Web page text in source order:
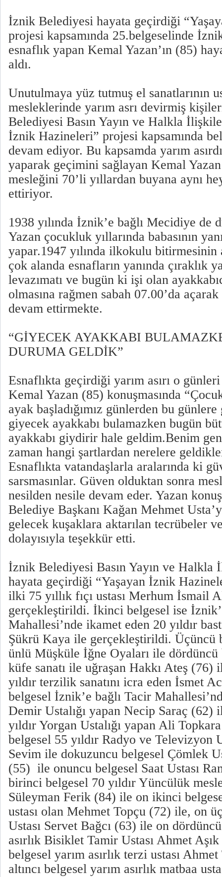
İznik Belediyesi hayata geçirdiği
projesi kapsamında 25.belgeselinde
esnaflık yapan Kemal Yazan’ın (85)
aldı.
Unutulmaya yüz tutmuş el sanatlarının
mesleklerinde yarım asrı devirmiş
Belediyesi Basın Yayın ve Halkla
İznik Hazineleri” projesi kapsamında
devam ediyor. Bu kapsamda yarım
yaparak geçimini sağlayan Kemal
mesleğini 70’li yıllardan buyana aynı
ettiriyor.
1938 yılında İznik’e bağlı Mecidiye de
Yazan çocukluk yıllarında babasının
yapar.1947 yılında ilkokulu bitirmesinin
çok alanda esnafların yanında çıraklık
levazımatı ve bugün ki işi olan
olmasına rağmen sabah 07.00’da
devam ettirmekte.
“GİYECEK AYAKKABI
DURUMA GELDİK”
Esnaflıkta geçirdiği yarım asırı o
Kemal Yazan (85) konuşmasında
ayak başladığımız günlerden bu
giyecek ayakkabı bulamazken bugün
ayakkabı giydirir hale geldim.Benim
zaman hangi şartlardan nerelere
Esnaflıkta vatandaşlarla aralarında ki
sarsmasınlar. Güven olduktan sonra
nesilden nesile devam eder. Yazan
Belediye Başkanı Kağan Mehmet
gelecek kuşaklara aktarılan tecrübeler
dolayısıyla teşekkür etti.
İznik Belediyesi Basın Yayın ve
hayata geçirdiği “Yaşayan İznik
ilki 75 yıllık fıçı ustası Merhum İsmail
gerçekleştirildi. İkinci belgesel ise
Mahallesi’nde ikamet eden 20 yıldır
Şükrü Kaya ile gerçekleştirildi. Üçüncü
ünlü Müşküle İğne Oyaları ile dördüncü
küfe sanatı ile uğraşan Hakkı Ateş (76)
yıldır terzilik sanatını icra eden İsmet
belgesel İznik’e bağlı Tacir
Demir Ustalığı yapan Necip Saraç (62)
yıldır Yorgan Ustalığı yapan Ali
belgesel 55 yıldır Radyo ve Televizyon
Sevim ile dokuzuncu belgesel Çömlek
(55) ile onuncu belgesel Saat Ustası
birinci belgesel 70 yıldır Yüncülük
Süleyman Ferik (84) ile on ikinci
ustası olan Mehmet Topçu (72) ile, on
Ustası Servet Bağcı (63) ile on
asırlık Bisiklet Tamir Ustası Ahmet
belgesel yarım asırlık terzi ustası
altıncı belgesel yarım asırlık matbaa